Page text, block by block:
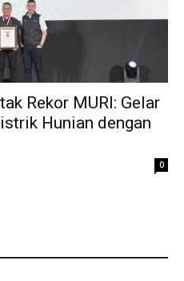
Rekor MURI: Gelar
Hunian dengan
0